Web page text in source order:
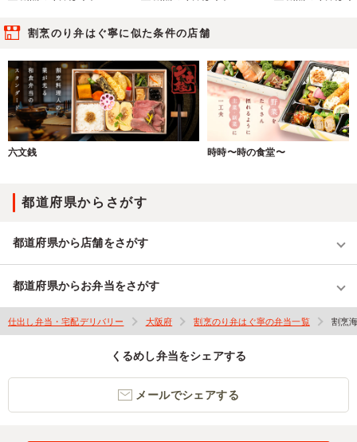
割烹のり弁はぐ寧に似た条件の店舗
六文銭 時時〜時の食堂〜
都道府県からさがす
都道府県から店舗をさがす
都道府県からお弁当をさがす
仕出し弁当・宅配デリバリー 大阪府 割烹のり弁はぐ寧の弁当一覧 割烹
くるめし弁当をシェアする
メールでシェアする